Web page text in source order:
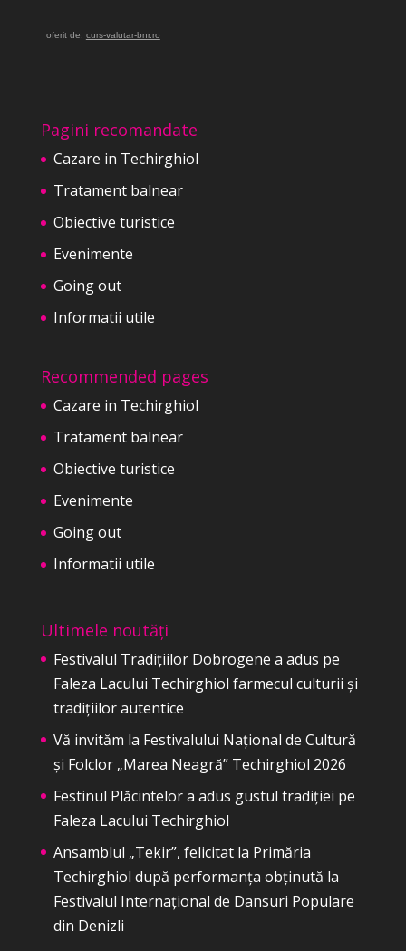
oferit de: curs-valutar-bnr.ro
Pagini recomandate
Cazare in Techirghiol
Tratament balnear
Obiective turistice
Evenimente
Going out
Informatii utile
Recommended pages
Cazare in Techirghiol
Tratament balnear
Obiective turistice
Evenimente
Going out
Informatii utile
Ultimele noutăți
Festivalul Tradițiilor Dobrogene a adus pe
Faleza Lacului Techirghiol farmecul culturii și
tradițiilor autentice
Vă invităm la Festivalului Național de Cultură
și Folclor „Marea Neagră” Techirghiol 2026
Festinul Plăcintelor a adus gustul tradiției pe
Faleza Lacului Techirghiol
Ansamblul „Tekir”, felicitat la Primăria
Techirghiol după performanța obținută la
Festivalul Internațional de Dansuri Populare
din Denizli